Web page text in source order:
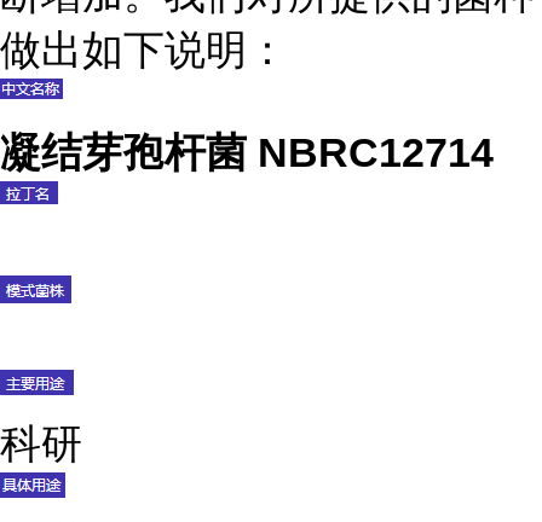
做出如下说明：
凝结芽孢杆菌 NBRC12714
科研